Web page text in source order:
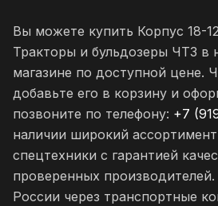
Вы можете купить Корпус 18-
Тракторы и бульдозеры ЧТЗ в
магазине по доступной цене.
добавьте его в корзину и
позвоните по телефону: +7
наличии широкий ассортимент
спецтехники с гарантией
проверенных
России через транспортные